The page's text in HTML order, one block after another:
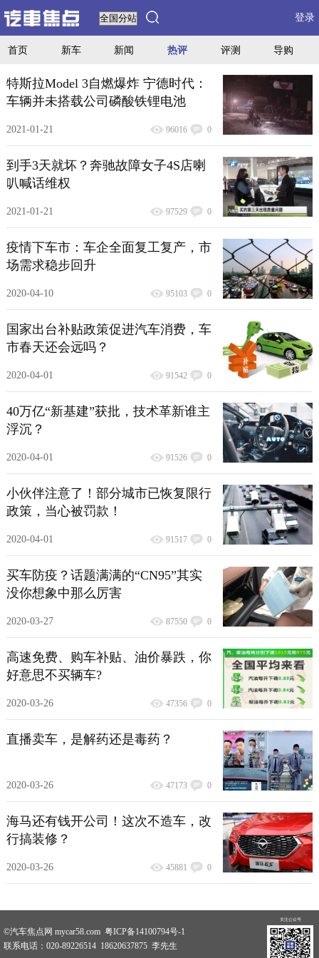
登录
首页 新车 新闻 热评 评测 导购
特斯拉Model 3自燃爆炸 宁德时代：
车辆并未搭载公司磷酸铁锂电池
2021-01-21 96016 0
到手3天就坏？奔驰故障女子4S店喇
叭喊话维权
2021-01-21 97529 0
疫情下车市：车企全面复工复产，市
场需求稳步回升
2020-04-10 95103 0
国家出台补贴政策促进汽车消费，车
市春天还会远吗？
2020-04-01 91542 0
40万亿“新基建”获批，技术革新谁主
浮沉？
2020-04-01 91526 0
小伙伴注意了！部分城市已恢复限行
政策，当心被罚款！
2020-04-01 91517 0
买车防疫？话题满满的“CN95”其实
没你想象中那么厉害
2020-03-27 87550 0
高速免费、购车补贴、油价暴跌，你
好意思不买辆车?
2020-03-26 47356 0
直播卖车，是解药还是毒药？
2020-03-26 47173 0
海马还有钱开公司！这次不造车，改
行搞装修？
2020-03-26 45881 0
©汽车焦点网 mycar58.com 粤ICP备14100794号-1
联系电话：020-89226514 18620637875 李先生
关注公众号